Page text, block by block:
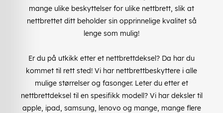
mange ulike beskyttelser for ulike nettbrett, slik at
nettbrettet ditt beholder sin opprinnelige kvalitet så
lenge som mulig!
Er du på utkikk etter et nettbrettdeksel? Da har du
kommet til rett sted! Vi har nettbrettbeskyttere i alle
mulige størrelser og fasonger. Leter du etter et
nettbrettdeksel til en spesifikk modell? Vi har deksler til
apple, ipad, samsung, lenovo og mange, mange flere